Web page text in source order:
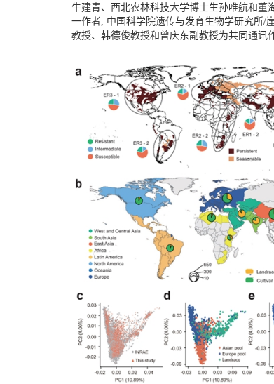
牛建青、西北农林科技大学博士生孙唯航和董
一作者, 中国科学院遗传与发育生物学研究所/
教授、韩德俊教授和曾庆东副教授为共同通讯